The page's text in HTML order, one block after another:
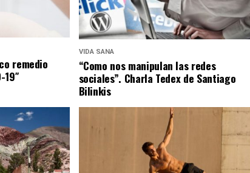
remedio
19″
VIDA SANA
“Como nos manipulan las redes
sociales”. Charla Tedex de Santiago
Bilinkis